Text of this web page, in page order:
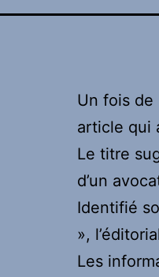
Un fois de
article qui
Le titre
d’un
Identifié
»,
Les